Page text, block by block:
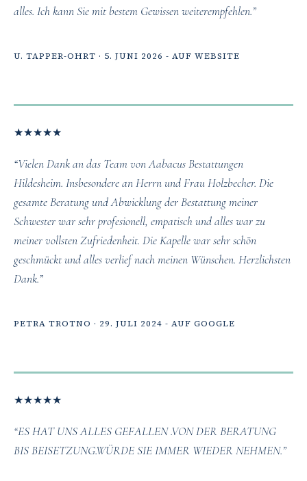
alles. Ich kann Sie mit bestem Gewissen weiterempfehlen.”
U. TAPPER-OHRT · 5. JUNI 2026 - AUF WEBSITE
★★★★★
“Vielen Dank an das Team von Aabacus Bestattungen
Hildesheim. Insbesondere an Herrn und Frau Holzbecher. Die
gesamte Beratung und Abwicklung der Bestattung meiner
Schwester war sehr profesionell, empatisch und alles war zu
meiner vollsten Zufriedenheit. Die Kapelle war sehr schön
geschmückt und alles verlief nach meinen Wünschen. Herzlichsten
Dank.”
PETRA TROTNO · 29. JULI 2024 - AUF GOOGLE
★★★★★
“ES HAT UNS ALLES GEFALLEN .VON DER BERATUNG
BIS BEISETZUNG.WÜRDE SIE IMMER WIEDER NEHMEN.”